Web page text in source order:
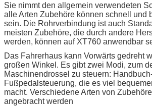
Sie nimmt den allgemein verwendeten
alle Arten Zubehöre können schnell und
sein. Die Rohrverbindung ist auch
meisten Zubehöre, die durch andere
werden, können auf XT760 anwendbar
Das Fahrerhaus kann Vorwärts gedreht
großen Winkel. Es gibt zwei Modi, zum
Maschinendrossel zu steuern:
Fußpedalsteuerung, die es viel
macht. Verschiedene Arten von
angebracht werden